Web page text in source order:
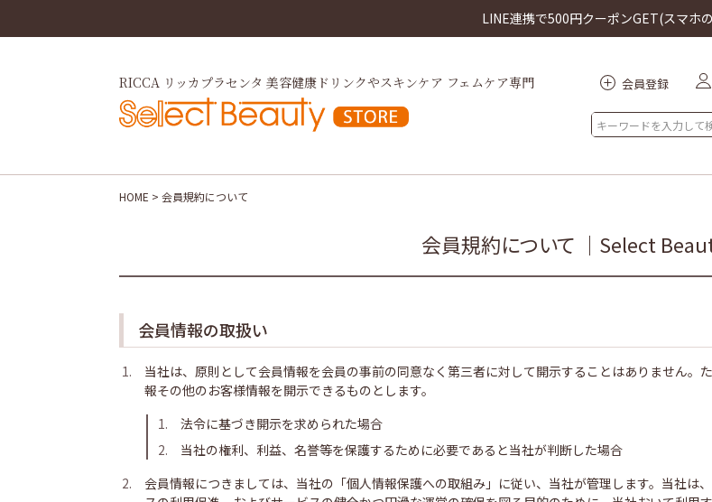
LINE連携で500円クーポンGET(スマホ
RICCA リッカプラセンタ 美容健康ドリンクやスキンケア フェムケア専門 会員登録
検索
HOME 会員規約について
会員規約について ｜Select
会員情報の取扱い
当社は、原則として会員情報を会員の事前の同意なく第三者に対して開示することはありません
報その他のお客様情報を開示できるものとします。
法令に基づき開示を求められた場合
当社の権利、利益、名誉等を保護するために必要であると当社が判断した場合
会員情報につきましては、当社の「個人情報保護への取組み」に従い、当社が管理します。当社